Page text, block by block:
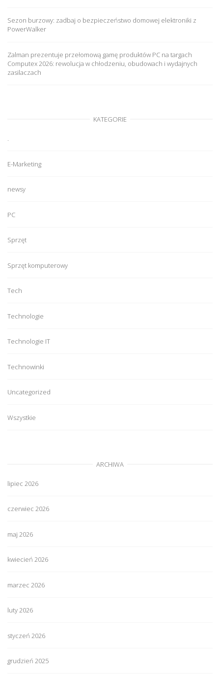
Sezon burzowy: zadbaj o bezpieczeństwo domowej elektroniki z
PowerWalker
Zalman prezentuje przełomową gamę produktów PC na targach
Computex 2026: rewolucja w chłodzeniu, obudowach i wydajnych
zasilaczach
KATEGORIE
.
E-Marketing
newsy
PC
Sprzęt
Sprzęt komputerowy
Tech
Technologie
Technologie IT
Technowinki
Uncategorized
Wszystkie
ARCHIWA
lipiec 2026
czerwiec 2026
maj 2026
kwiecień 2026
marzec 2026
luty 2026
styczeń 2026
grudzień 2025